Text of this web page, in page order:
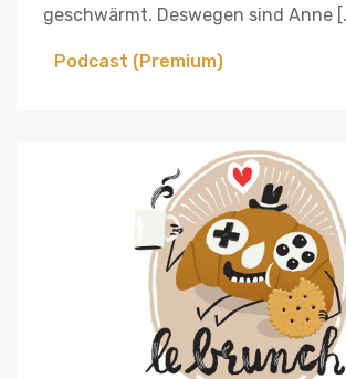
geschwärmt. Deswegen sind Anne
Podcast (Premium)